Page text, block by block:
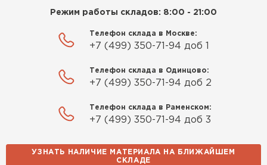
Режим работы складов: 8:00 - 21:00
Телефон склада в Москве:
+7 (499) 350-71-94 доб 1
Телефон склада в Одинцово:
+7 (499) 350-71-94 доб 2
Телефон склада в Раменском:
+7 (499) 350-71-94 доб 3
УЗНАТЬ НАЛИЧИЕ МАТЕРИАЛА НА БЛИЖАЙШЕМ
СКЛАДЕ